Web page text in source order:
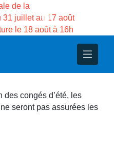
de la
31 juillet au 17 août
le 18 août à 16h
des congés d’été, les
seront pas assurées les